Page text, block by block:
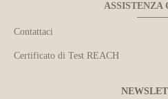
ASSISTENZA
Contattaci
Certificato di Test REACH